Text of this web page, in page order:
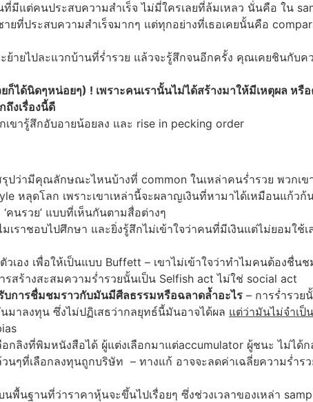
มีแต่คนประสบความสำเร็จ ไม่มี่ใครเลยที่ล้มเหลว นั่นคือ ใน
ที่ประสบความสำเร็จมากๆ แต่ทุกอย่างที่เธอเคยนั้นคือ
ย้ายไปละแวกบ้านที่ร่ำรวย แล้วจะรู้สึกจนอีกครั้ง คุณเคยชินกับค
ด้นิดๆหน่อยๆ) ! เพราะคนเรานั้นไม่ได้สร้างมาให้มีเหตุผล หรื
งเรื่องนี้ดี
ขารู้สึกอับอายน้อยลง และ rise in pecking order
ว่ามีคุณลักษณะไหนบ้างที่ common ในเหล่าคนร่ำรวย พวกเข
หลุดโลก เพราะเขาเหล่านี้จะผลาญเงินที่หามาได้เหมือนแก้วก้
นรวย’ แบบที่เห็นกันตามสื่อต่างๆ
ราชอบไปศึกษา และยิ่งรู้สึกไม่เข้าใจว่าคนที่มีเงินแต่ไม่ยอมใช้
อง เพื่อให้เป็นแบบ Buffett – เขาไม่เข้าใจว่าทำไมคนต้องชื่น
สร้างสะสมความร่ำรวยนั้นเป็น Selfish act ไม่ใช่ social act
การชื่มชมราวกับมันมีศีลธรรมหรือฉลาดล้ำอะไร – การร่ำรวย
มาลงทุน ซึ่งไม่ปฏิเสธว่ากลยุทธ์นี้มันอาจได้ผล แต่ว่ามันไม่จำเ
กลิงที่พิมหนังสือได้ ผู้แต่งเลือกมาแต่accumulator ผู้ชนะ ไม่ได้
ที่เลือกลงทุนถูกบริษัท – ทางแก้ อาจจะลดค่าเฉลี่ยความร่ำรว
พื้นฐานที่ว่าราคาหุ้นจะขึ้นไปเรื่อยๆ ซึ่งช่วงเวลาของเหล่า